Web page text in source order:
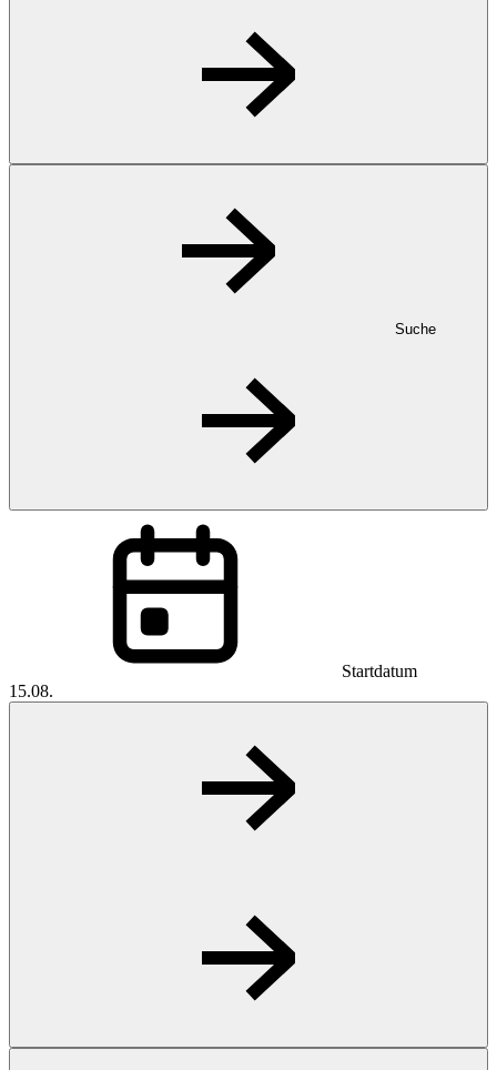
Suche
Startdatum
15.08.